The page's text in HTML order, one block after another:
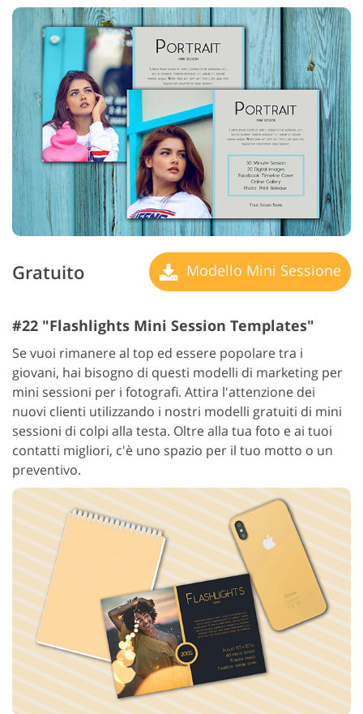
Gratuito Modello Mini Sessione
#22 "Flashlights Mini Session Templates"
Se vuoi rimanere al top ed essere popolare tra i
giovani, hai bisogno di questi modelli di marketing per
mini sessioni per i fotografi. Attira l'attenzione dei
nuovi clienti utilizzando i nostri modelli gratuiti di mini
sessioni di colpi alla testa. Oltre alla tua foto e ai tuoi
contatti migliori, c'è uno spazio per il tuo motto o un
preventivo.